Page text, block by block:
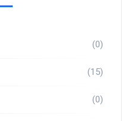
(0)
(15)
(0)